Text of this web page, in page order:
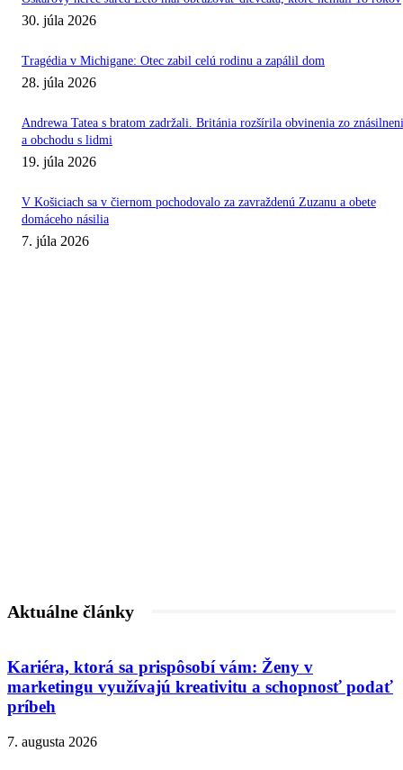
30. júla 2026
Tragédia v Michigane: Otec zabil celú rodinu a zapálil dom
28. júla 2026
Andrewa Tatea s bratom zadržali. Británia rozšírila obvinenia zo
a obchodu s lidmi
19. júla 2026
V Košiciach sa v čiernom pochodovalo za zavraždenú Zuzanu a obete
domáceho násilia
7. júla 2026
Aktuálne články
Kariéra, ktorá sa prispôsobí vám: Ženy v
marketingu využívajú kreativitu a schopnosť podať
príbeh
7. augusta 2026